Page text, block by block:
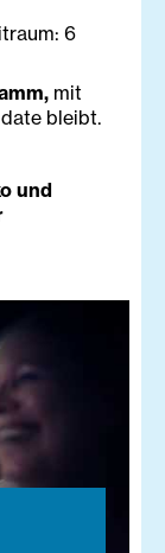
6
mit
bleibt.
und